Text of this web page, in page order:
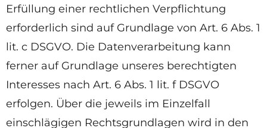
Erfüllung einer rechtlichen Verpflichtung
erforderlich sind auf Grundlage von Art. 6 Abs. 1
lit. c DSGVO. Die Datenverarbeitung kann
ferner auf Grundlage unseres berechtigten
Interesses nach Art. 6 Abs. 1 lit. f DSGVO
erfolgen. Über die jeweils im Einzelfall
einschlägigen Rechtsgrundlagen wird in den